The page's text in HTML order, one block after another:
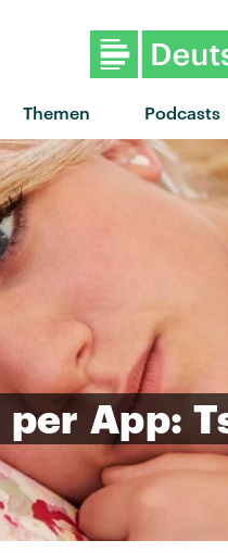
Themen Podcasts
per App: